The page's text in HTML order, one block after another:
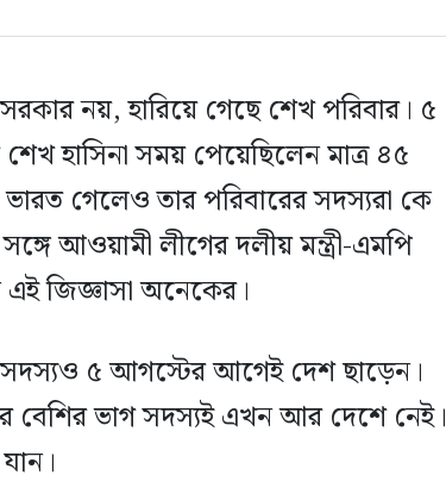
নয়, হারিয়ে গেছে শেখ পরিবার। ৫
হাসিনা সময় পেয়েছিলেন মাত্র ৪৫
গেলেও তার পরিবারের সদস্যরা কে
আওয়ামী লীগের দলীয় মন্ত্রী-এমপি
জিজ্ঞাসা অনেকের।
৫ আগস্টের আগেই দেশ ছাড়েন।
বেশির ভাগ সদস্যই এখন আর দেশে নেই।